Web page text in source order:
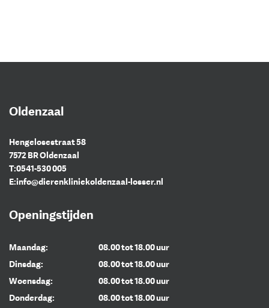
Oldenzaal
Hengelosestraat 58
7572 BR Oldenzaal
T:0541-530 005
E:info@dierenkliniekoldenzaal-losser.nl
Openingstijden
Maandag:
Dinsdag:
Woensdag:
Donderdag:
08.00 tot 18.00 uur
08.00 tot 18.00 uur
08.00 tot 18.00 uur
08.00 tot 18.00 uur